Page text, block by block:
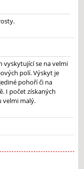
vyskytující se na velmi
polí. Výskyt je
pohoří či na
I počet získaných
velmi malý.